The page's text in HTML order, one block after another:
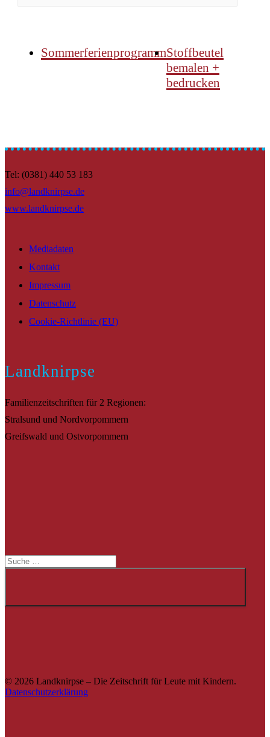
SommerferienprogrammStoffbeutel
bemalen +
bedrucken
Tel: (0381) 440 53 183
info@landknirpse.de
www.landknirpse.de
Mediadaten
Kontakt
Impressum
Datenschutz
Cookie-Richtlinie (EU)
Landknirpse
Familienzeitschriften für 2 Regionen:
Stralsund und Nordvorpommern
Greifswald und Ostvorpommern
© 2026 Landknirpse – Die Zeitschrift für Leute mit Kindern.
Datenschutzerklärung